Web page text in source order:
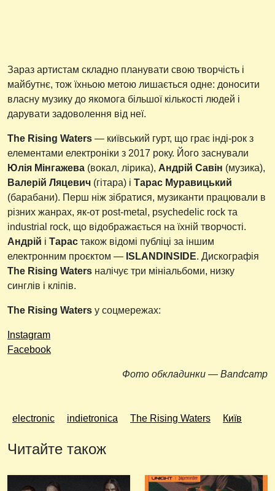
Зараз артистам складно планувати свою творчість і
майбутнє, тож їхньою метою лишається одне: доносити
власну музику до якомога більшої кількості людей і
дарувати задоволення від неї.
The Rising Waters — київський гурт, що грає інді-рок з
елементами електроніки з 2017 року. Його заснували
Юлія Мінгажева (вокал, лірика), Андрій Савін (музика),
Валерій Ляцевич (гітара) і Тарас Муравицький
(барабани). Перш ніж зібратися, музиканти працювали в
різних жанрах, як-от post-metal, psychedelic rock та
industrial rock, що відображається на їхній творчості.
Андрій і Тарас також відомі публіці за іншим
електронним проєктом — ISLANDINSIDE. Дискографія
The Rising Waters налічує три мініальбоми, низку
синглів і кліпів.
The Rising Waters у соцмережах:
Instagram
Facebook
Фото обкладинки — Bandcamp
electronic indietronica The Rising Waters Київ
Читайте також